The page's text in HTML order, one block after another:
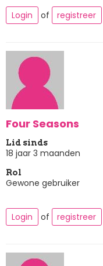
Login of registreer
Four Seasons
Lid sinds
18 jaar 3 maanden
Rol
Gewone gebruiker
Login of registreer